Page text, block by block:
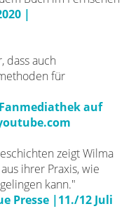
|
dass auch
für
auf
zeigt Wilma
aus ihrer Praxis, wie
kann."
Presse |11./12 Juli